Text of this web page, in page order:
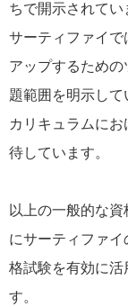
ちで開示されてい
サーティファイ
アップするため
題範囲を明示し
カリキュラムに
待しています。
以上の一般的な
にサーティファ
格試験を有効に活
す。